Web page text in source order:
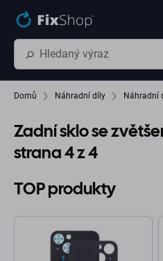
Domů Náhradní díly Náhradní
Zadní sklo se
strana 4 z 4
TOP produkty